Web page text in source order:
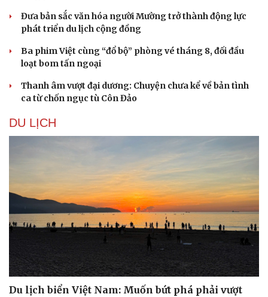
Đưa bản sắc văn hóa người Mường trở thành động lực
phát triển du lịch cộng đồng
Ba phim Việt cùng “đổ bộ” phòng vé tháng 8, đối đầu
loạt bom tấn ngoại
Thanh âm vượt đại dương: Chuyện chưa kể về bản tình
ca từ chốn ngục tù Côn Đảo
DU LỊCH
Du lịch biển Việt Nam: Muốn bứt phá phải vượt